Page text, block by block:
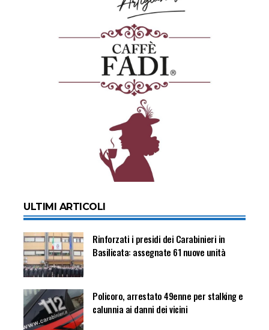
ULTIMI ARTICOLI
Rinforzati i presidi dei Carabinieri in
Basilicata: assegnate 61 nuove unità
Policoro, arrestato 49enne per stalking e
calunnia ai danni dei vicini